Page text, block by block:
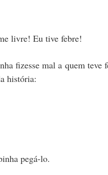
livre! Eu tive febre!
fizesse mal a quem
história:
pegá-lo.